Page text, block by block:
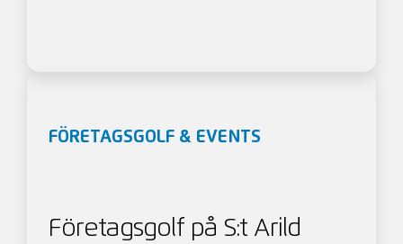
FÖRETAGSGOLF & EVENTS
Företagsgolf på S:t Arild